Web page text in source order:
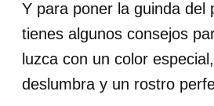
Y para poner la guinda del
tienes algunos consejos
luzca con un color
deslumbra y un rostro